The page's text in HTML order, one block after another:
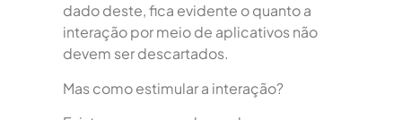
dado deste, fica evidente o quanto a
interação por meio de aplicativos não
devem ser descartados.
Mas como estimular a interação?